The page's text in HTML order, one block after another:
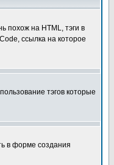
похож на HTML, тэги в
ссылка на которое
тэгов которые
в форме создания